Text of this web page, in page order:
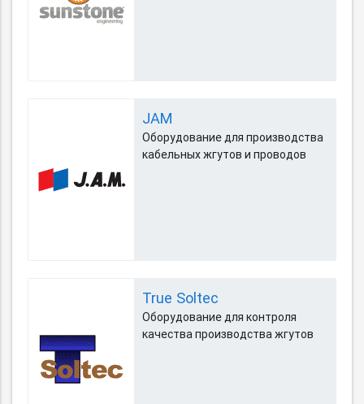
JAM
Оборудование для производства
кабельных жгутов и проводов
True Soltec
Оборудование для контроля
качества производства жгутов